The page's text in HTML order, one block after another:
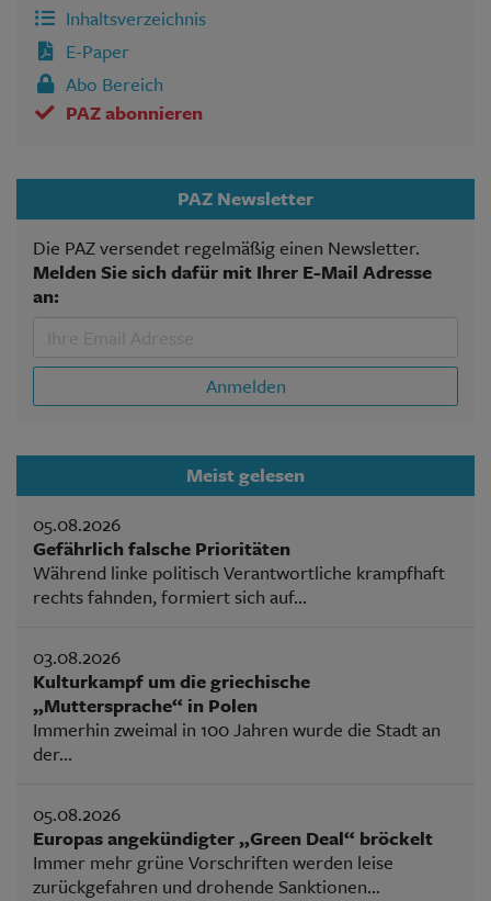
Inhaltsverzeichnis
E-Paper
Abo Bereich
PAZ abonnieren
PAZ Newsletter
Die PAZ versendet regelmäßig einen Newsletter.
Melden Sie sich dafür mit Ihrer E-Mail Adresse
an:
Anmelden
Meist gelesen
05.08.2026
Gefährlich falsche Prioritäten
Während linke politisch Verantwortliche krampfhaft
rechts fahnden, formiert sich auf...
03.08.2026
Kulturkampf um die griechische
„Muttersprache“ in Polen
Immerhin zweimal in 100 Jahren wurde die Stadt an
der...
05.08.2026
Europas angekündigter „Green Deal“ bröckelt
Immer mehr grüne Vorschriften werden leise
zurückgefahren und drohende Sanktionen...